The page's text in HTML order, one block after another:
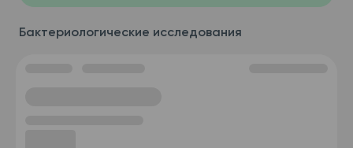
Бактериологические исследования